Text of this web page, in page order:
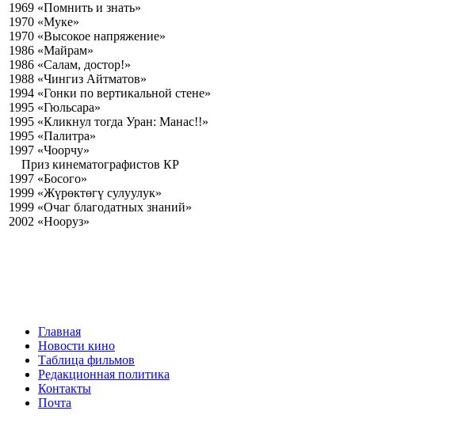
1969 «Помнить и знать»
1970 «Муке»
1970 «Высокое напряжение»
1986 «Майрам»
1986 «Салам, достор!»
1988 «Чингиз Айтматов»
1994 «Гонки по вертикальной стене»
1995 «Гюльсара»
1995 «Кликнул тогда Уран: Манас!!»
1995 «Палитра»
1997 «Чоорчу»
Приз кинематографистов КР
1997 «Босого»
1999 «Жүрөктөгү сулуулук»
1999 «Очаг благодатных знаний»
2002 «Нооруз»
Главная
Новости кино
Таблица фильмов
Редакционная политика
Контакты
Почта